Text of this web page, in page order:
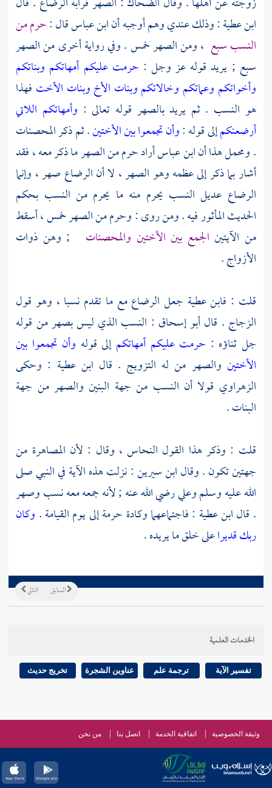
ابن عطية: وذلك عندي وهم أوجبه أن ابن عباس قال :حرم من
النسب سبع ، ومن الصهر خمس . وفي رواية أخرى من الصهر
سبع ; يريد قوله عز وجل : حرمت عليكم أمهاتكم وبناتكم
وأخواتكم وعماتكم وخالاتكم وبنات الأخ وبنات الأخت فهذا
هو النسب . ثم يريد بالصهر قوله تعالى : وأمهاتكم اللاتي
أرضعنكمإلى قوله :وأن تجمعوا بين الأختين. ثم ذكر المحصنات
. ومحمل هذا أنابن عباسأراد حرم من الصهر ما ذكر معه ، فقد
أشار بما ذكر إلى عظمه وهو الصهر ، لا أن الرضاع صهر ، وإنما
الرضاع عديل النسب يحرم منه ما يحرم من النسب بحكم
الحديث المأثور فيه . ومن روى : وحرم من الصهر خمس ، أسقط
من الآيتين الجمع بين الأختين والمحصنات
; وهن ذوات
الأزواج .
قلت : فابن عطية جعل الرضاع مع ما تقدم نسبا ، وهو قول
الزجاج . قالأبو إسحاق : النسب الذي ليس بصهر من قوله
جل ثناؤه : حرمت عليكم أمهاتكمإلى قوله وأن تجمعوا بين
الأختين والصهر من له التزويج . قال ابن عطية : وحكى
الزهراوي قولا أن النسب من جهة البنين والصهر من جهة
البنات .
قلت : وذكر هذا القول النحاس ، وقال : لأن المصاهرة من
جهتين تكون . وقالابن سيرين: نزلت هذه الآية في النبي صلى
الله عليه وسلموعليرضي الله عنه ; لأنه جمعه معه نسب وصهر
. قالابن عطية : فاجتماعهما وكادة حرمة إلى يوم القيامة . وكان
ربك قديراعلى خلق ما يريده .
التالي السابق
الخدمات العلمية
تفسير الآية ترجمة علم عناوين الشجرة تخريج حديث
وثيقة الخصوصية اتفاقية الخدمة اتصل بنا من نحن